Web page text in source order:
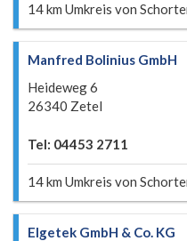
14 km Umkreis von
Manfred Bolinius GmbH
Heideweg 6
26340 Zetel
Tel: 04453 2711
14 km Umkreis von
Elgetek GmbH & Co. KG